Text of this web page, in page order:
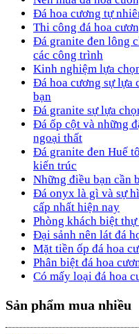
Đá hoa cương tự
Thi công đá hoa
Đá granite đen lông
các công trình
Kinh nghiệm lựa
Đá hoa cương sự lựa
bạn
Đá granite sự lựa
Đá ốp cột và những
ngoại thất
Đá granite đen Huế
kiến trúc
Những điều bạn cần
Đá onyx là gì và sự
cấp nhất hiện nay
Phòng khách biệt
Đại sảnh nên lát đá
Mặt tiền ốp đá hoa
Phân biệt đá hoa
Có mấy loại đá hoa
Sản phẩm mua nhiều